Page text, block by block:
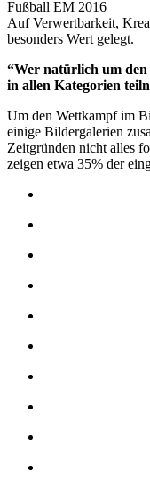
Fußball EM 2016
Auf Verwertbarkeit,
besonders Wert gelegt.
“Wer natürlich um den
in allen Kategorien
Um den Wettkampf im
einige Bildergalerien
Zeitgründen nicht alles
zeigen etwa 35% der